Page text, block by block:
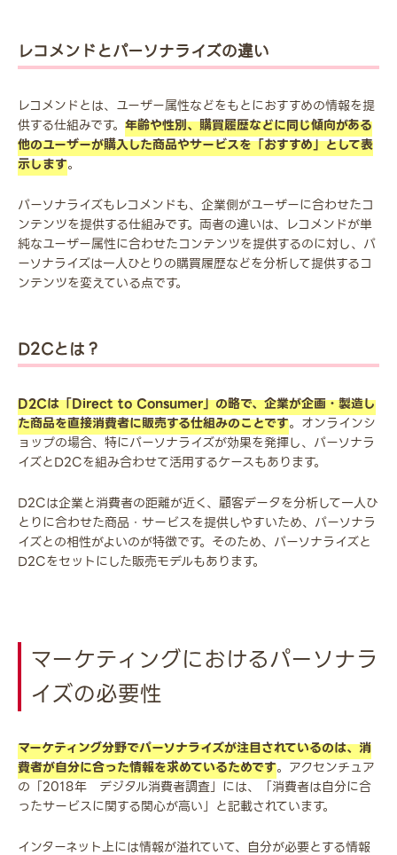
レコメンドとパーソナライズの違い
レコメンドとは、ユーザー属性などをもとにおすすめの情報を提
供する仕組みです。 年齢や性別、購買履歴などに同じ傾向がある
他のユーザーが購入した商品やサービスを「おすすめ」として表
示します。
パーソナライズもレコメンドも、企業側がユーザーに合わせたコ
ンテンツを提供する仕組みです。両者の違いは、レコメンドが単
純なユーザー属性に合わせたコンテンツを提供するのに対し、パ
ーソナライズは一人ひとりの購買履歴などを分析して提供するコ
ンテンツを変えている点です。
D2Cとは？
D2Cは「Direct to Consumer」の略で、企業が企画・製造し
た商品を直接消費者に販売する仕組みのことです。オンラインシ
ョップの場合、特にパーソナライズが効果を発揮し、パーソナラ
イズとD2Cを組み合わせて活用するケースもあります。
D2Cは企業と消費者の距離が近く、顧客データを分析して一人ひ
とりに合わせた商品・サービスを提供しやすいため、パーソナラ
イズとの相性がよいのが特徴です。そのため、パーソナライズと
D2Cをセットにした販売モデルもあります。
マーケティングにおけるパーソナラ
イズの必要性
マーケティング分野でパーソナライズが注目されているのは、消
費者が自分に合った情報を求めているためです。アクセンチュア
の「2018年 デジタル消費者調査」には、「消費者は自分に合
ったサービスに関する関心が高い」と記載されています。
インターネット上には情報が溢れていて、自分が必要とする情報